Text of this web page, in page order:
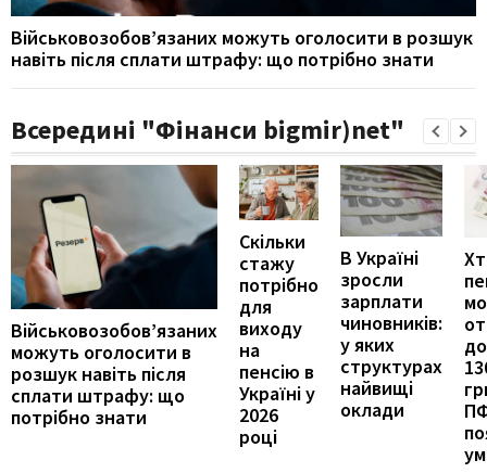
Військовозобов’язаних можуть оголосити в розшук
навіть після сплати штрафу: що потрібно знати
Всередині "Фінанси bigmir)net"
Військовозобов’язаних
можуть оголосити в
розшук навіть після
сплати штрафу: що
потрібно знати
Скільки
стажу
потрібно
для
виходу
на
пенсію в
Україні у
2026
році
В Україні
зросли
зарплати
чиновників:
у яких
структурах
найвищі
оклади